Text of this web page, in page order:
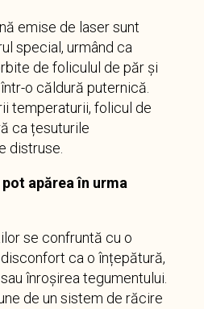
emise de laser sunt
special, urmând ca
de foliculul de păr și
o căldură puternică.
temperaturii, folicul de
ca țesuturile
distruse.
apărea în urma
se confruntă cu o
ca o înțepătură,
înroșirea tegumentului.
de un sistem de răcire